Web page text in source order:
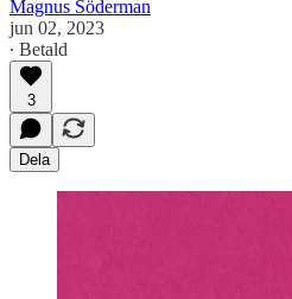
Magnus Söderman
jun 02, 2023
∙ Betald
3
Dela